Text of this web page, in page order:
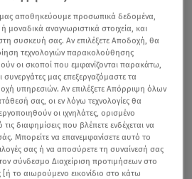
αποθηκεύουμε προσωπικά δεδομένα,
αναγνωριστικά στοιχεία, και
συσκευή σας. Αν επιλέξετε Αποδοχή, θα
τεχνολογιών παρακολούθησης
οι σκοποί που εμφανίζονται παρακάτω,
συνεργάτες μας επεξεργαζόμαστε τα
υπηρεσιών. Αν επιλέξετε Απόρριψη όλων
σας, οι εν λόγω τεχνολογίες θα
οι ιχνηλάτες, ορισμένο
διαφημίσεις που βλέπετε ενδέχεται να
Μπορείτε να επανεμφανίσετε αυτό το
σας ή να αποσύρετε τη συναίνεσή σας
σύνδεσμο Διαχείριση προτιμήσεων στο
[ή το αιωρούμενο εικονίδιο στο κάτω